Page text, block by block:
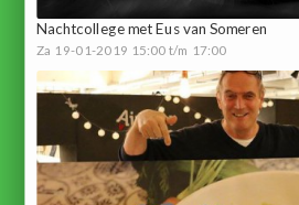
Nachtcollege met Eus van Someren
Za 19-01-2019 15:00 t/m 17:00